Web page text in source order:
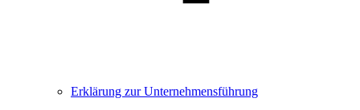
Erklärung zur Unternehmensführung